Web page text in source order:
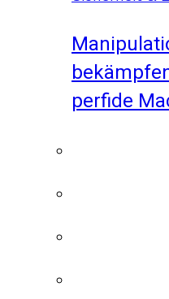
perfide